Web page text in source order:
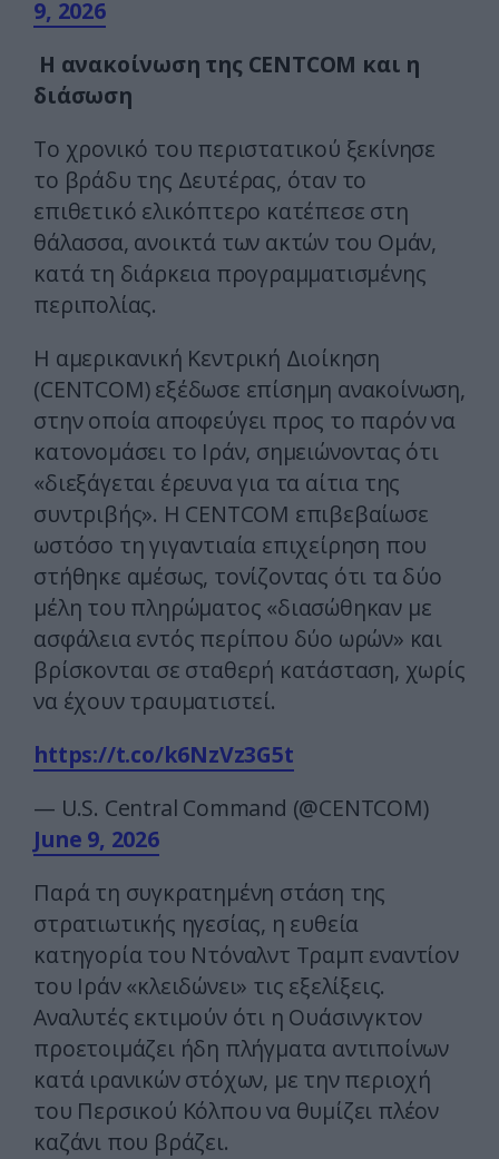
9, 2026
Η ανακοίνωση της CENTCOM και η
διάσωση
Το χρονικό του περιστατικού ξεκίνησε
το βράδυ της Δευτέρας, όταν το
επιθετικό ελικόπτερο κατέπεσε στη
θάλασσα, ανοικτά των ακτών του Ομάν,
κατά τη διάρκεια προγραμματισμένης
περιπολίας.
Η αμερικανική Κεντρική Διοίκηση
(CENTCOM) εξέδωσε επίσημη ανακοίνωση,
στην οποία αποφεύγει προς το παρόν να
κατονομάσει το Ιράν, σημειώνοντας ότι
«διεξάγεται έρευνα για τα αίτια της
συντριβής». Η CENTCOM επιβεβαίωσε
ωστόσο τη γιγαντιαία επιχείρηση που
στήθηκε αμέσως, τονίζοντας ότι τα δύο
μέλη του πληρώματος «διασώθηκαν με
ασφάλεια εντός περίπου δύο ωρών» και
βρίσκονται σε σταθερή κατάσταση, χωρίς
να έχουν τραυματιστεί.
https://t.co/k6NzVz3G5t
— U.S. Central Command (@CENTCOM)
June 9, 2026
Παρά τη συγκρατημένη στάση της
στρατιωτικής ηγεσίας, η ευθεία
κατηγορία του Ντόναλντ Τραμπ εναντίον
του Ιράν «κλειδώνει» τις εξελίξεις.
Αναλυτές εκτιμούν ότι η Ουάσινγκτον
προετοιμάζει ήδη πλήγματα αντιποίνων
κατά ιρανικών στόχων, με την περιοχή
του Περσικού Κόλπου να θυμίζει πλέον
καζάνι που βράζει.